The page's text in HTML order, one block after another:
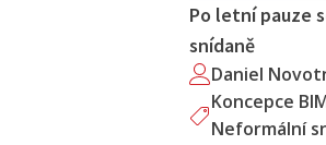
Po letní pauze
snídaně
Daniel
Koncepce
Neformální